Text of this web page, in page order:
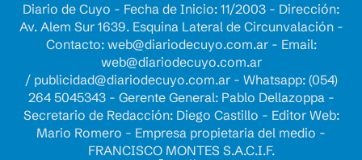
Diario de Cuyo - Fecha de Inicio: 11/2003 - Dirección:
Av. Alem Sur 1639. Esquina Lateral de Circunvalación -
Contacto: web@diariodecuyo.com.ar- Email:
web@diariodecuyo.com.ar
/ publicidad@diariodecuyo.com.ar- Whatsapp: (054)
264 5045343 - Gerente General: Pablo Dellazoppa -
Secretario de Redacción: Diego Castillo - Editor Web:
Mario Romero - Empresa propietaria del medio -
FRANCISCO MONTES S.A.C.I.F.